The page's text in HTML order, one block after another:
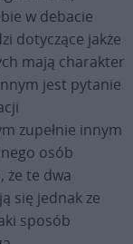
w debacie
dotyczące jakże
mają charakter
jest pytanie
zupełnie innym
osób
że te dwa
się jednak ze
sposób